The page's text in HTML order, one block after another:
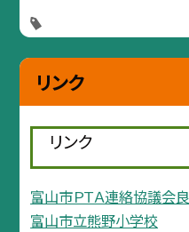
リンク
リンク
富山市ＰＴＡ連絡協議会
富山市立熊野小学校